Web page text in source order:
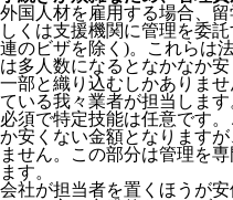
外国人材を雇用する場合、留
しくは支援機関に管理を委
連のビザを除く)。これらは
は多人数になるとなかなか
一部と織り込むしかありま
ている我々業者が担当しま
必須で特定技能は任意です
か安くない金額となります
ません。この部分は管理を
ます。
会社が担当者を置くほうが